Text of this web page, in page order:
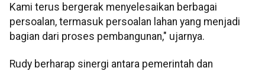
Kami terus bergerak menyelesaikan berbagai
persoalan, termasuk persoalan lahan yang menjadi
bagian dari proses pembangunan," ujarnya.
Rudy berharap sinergi antara pemerintah dan